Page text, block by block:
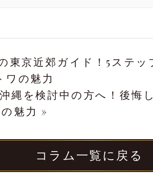
東京近郊ガイド！5ステ
ワの魅力
縄を検討中の方へ！後悔
魅力 »
コラム一覧に戻る